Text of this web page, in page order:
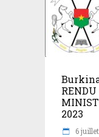
Burkina
RENDU
2023
6